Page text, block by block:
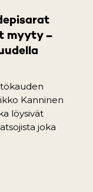
myyty –
Kanninen
löysivät
joka